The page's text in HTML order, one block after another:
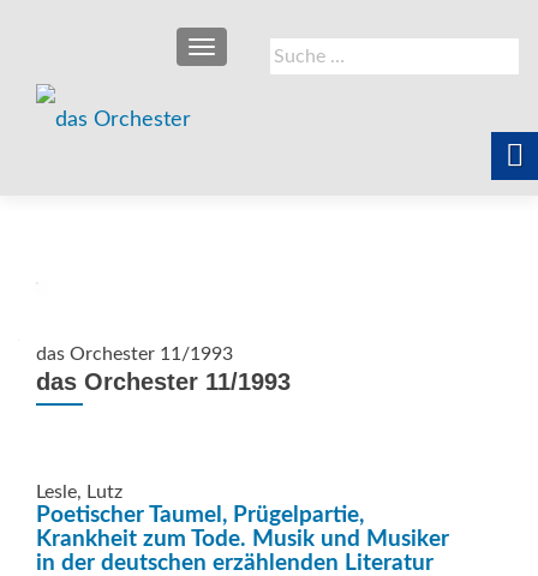
Suche
nach:
SCHALTE NAVIGATION
das Orchester 11/1993
das Orchester 11/1993
Lesle, Lutz
Poetischer Taumel, Prügelpartie,
Krankheit zum Tode. Musik und Musiker
in der deutschen erzählenden Literatur